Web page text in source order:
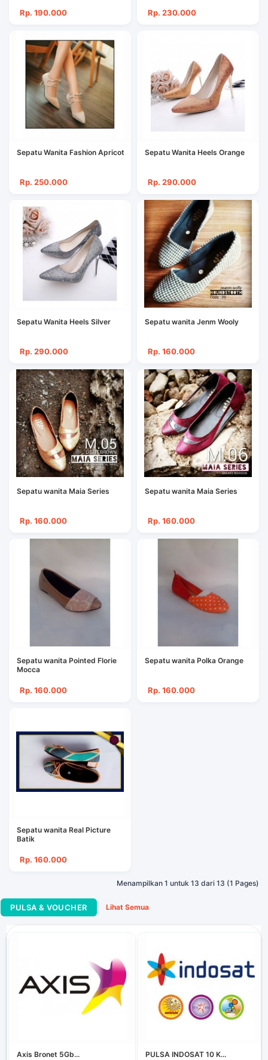
Rp. 190.000 Rp. 230.000
Sepatu Wanita Fashion Apricot
Rp. 250.000
Sepatu Wanita Heels Orange
Rp. 290.000
Sepatu Wanita Heels Silver
Rp. 290.000
Sepatu wanita Jenm Wooly
Rp. 160.000
Sepatu wanita Maia Series
Rp. 160.000
Sepatu wanita Maia Series
Rp. 160.000
Sepatu wanita Pointed Florie
Mocca
Rp. 160.000
Sepatu wanita Polka Orange
Rp. 160.000
Sepatu wanita Real Picture
Batik
Rp. 160.000
Menampilkan 1 untuk 13 dari 13 (1 Pages)
PULSA & VOUCHER Lihat Semua
Axis Bronet 5Gb... PULSA INDOSAT 10 K...